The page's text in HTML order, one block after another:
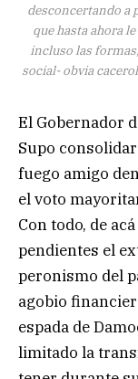
desconcertando a
que hasta ahora
incluso las
social- obvia
El Gobernador
Supo
fuego amigo
el voto
Con todo, de
pendientes el
peronismo del
agobio
espada de
limitado la